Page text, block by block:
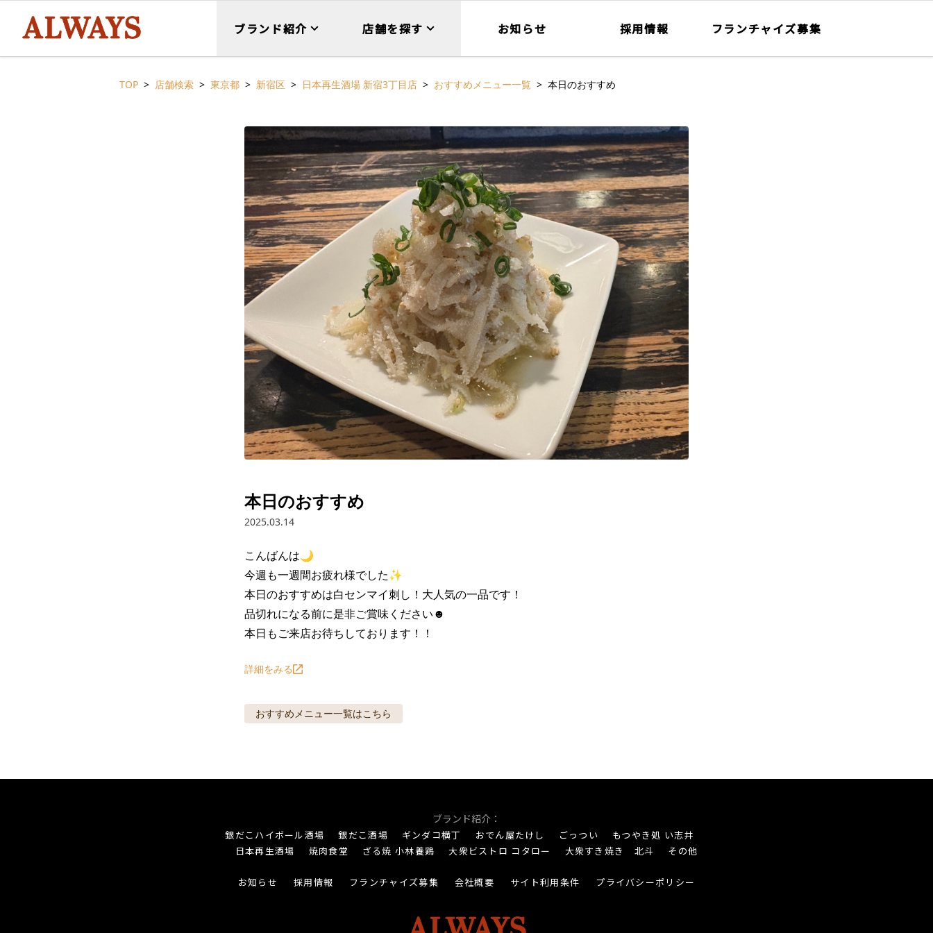
ブランド紹介 店舗を探す お知らせ 採用情報 フランチャイズ募集
TOP 店舗検索 東京都 新宿区 日本再生酒場 新宿3丁目店 おすすめメニュー一覧 本日のおすすめ
本日のおすすめ
2025.03.14
こんばんは🌙
今週も一週間お疲れ様でした✨
本日のおすすめは白センマイ刺し！大人気の一品です！
品切れになる前に是非ご賞味ください☻
本日もご来店お待ちしております！！
詳細をみる
おすすめメニュー一覧はこちら
ブランド紹介：
銀だこハイボール酒場 銀だこ酒場 ギンダコ横丁 おでん屋たけし ごっつい
もつやき処 い志井
日本再生酒場
焼肉食堂 ざる焼 小林養鶏 大衆ビストロ コタロー 大衆すき焼き 北斗 その他
お知らせ 採用情報 フランチャイズ募集 会社概要 サイト利用条件 プライバシーポリシー